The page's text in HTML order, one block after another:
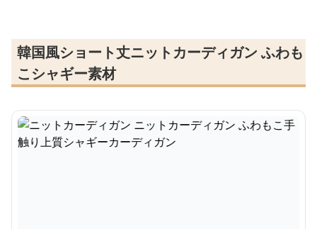
韓国風ショート丈ニットカーディガン ふわも
こシャギー素材